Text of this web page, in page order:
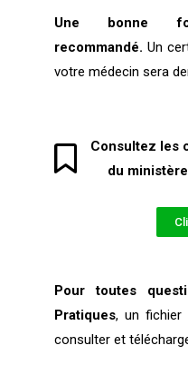
Une bonne
recommandé. Un
votre médecin sera
Consultez les
du
Pour toutes
Pratiques, un fichier
consulter et